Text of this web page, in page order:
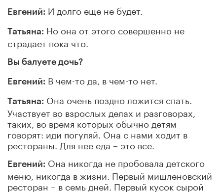
Евгений: И долго еще не будет.
Татьяна: Но она от этого совершенно не
страдает пока что.
Вы балуете дочь?
Евгений: В чем-то да, в чем-то нет.
Татьяна: Она очень поздно ложится спать.
Участвует во взрослых делах и разговорах,
таких, во время которых обычно детям
говорят: иди погуляй. Она с нами ходит в
рестораны. Для нее еда – это все.
Евгений: Она никогда не пробовала детского
меню, никогда в жизни. Первый мишленовский
ресторан – в семь дней. Первый кусок сырой